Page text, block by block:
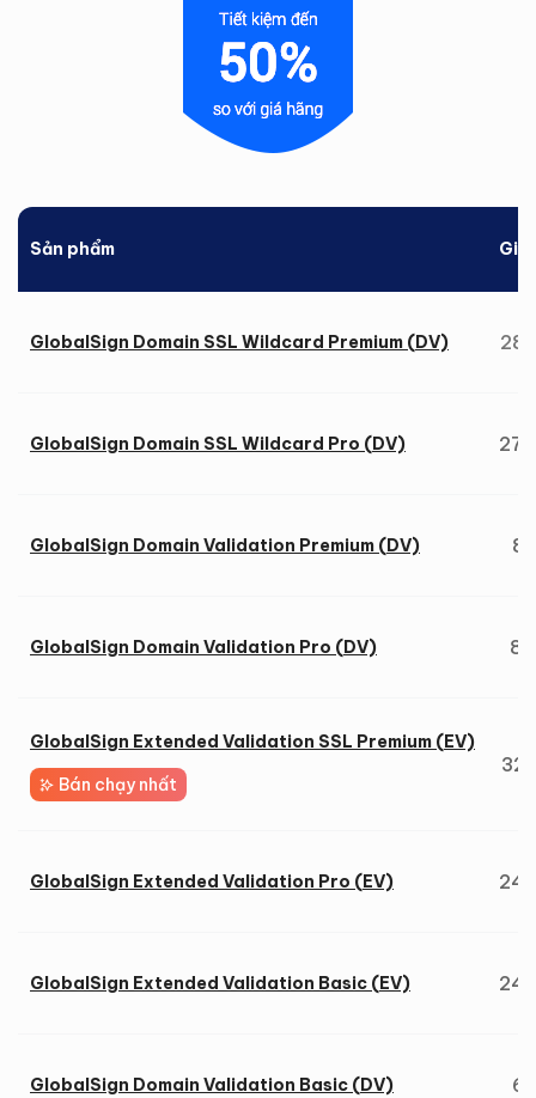
Sản phẩm Giá
GlobalSign Domain SSL Wildcard Premium (DV)
GlobalSign Domain SSL Wildcard Pro (DV)
GlobalSign Domain Validation Premium (DV)
GlobalSign Domain Validation Pro (DV)
GlobalSign Extended Validation SSL Premium (EV)
Bán chạy nhất
GlobalSign Extended Validation Pro (EV)
GlobalSign Extended Validation Basic (EV)
GlobalSign Domain Validation Basic (DV)